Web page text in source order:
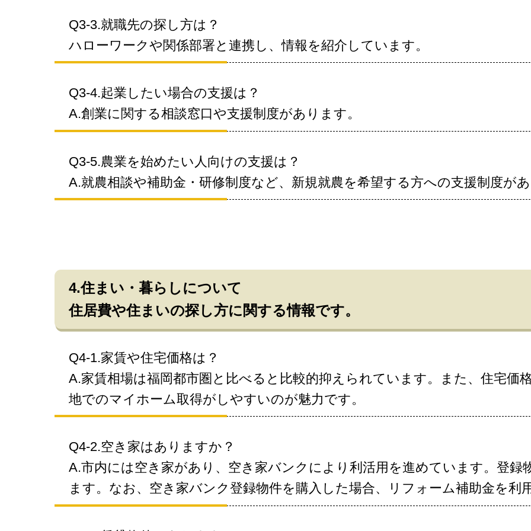
Q3-3.就職先の探し方は？
ハローワークや関係部署と連携し、情報を紹介しています。
Q3-4.起業したい場合の支援は？
A.創業に関する相談窓口や支援制度があります。
Q3-5.農業を始めたい人向けの支援は？
A.就農相談や補助金・研修制度など、新規就農を希望する方への支援制度があ
4.住まい・暮らしについて
住居費や住まいの探し方に関する情報です。
Q4-1.家賃や住宅価格は？
A.家賃相場は福岡都市圏と比べると比較的抑えられています。また、住宅価
地でのマイホーム取得がしやすいのが魅力です。
Q4-2.空き家はありますか？
A.市内には空き家があり、空き家バンクにより利活用を進めています。登録
ます。なお、空き家バンク登録物件を購入した場合、リフォーム補助金を利